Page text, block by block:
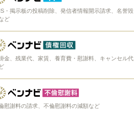
おく
る窓口
・掲示板の投稿削除、発信者情報開示請求、名誉毀
ど
金、残業代、家賃、養育費・慰謝料、キャンセル代
慰謝料の請求、不倫慰謝料の減額など